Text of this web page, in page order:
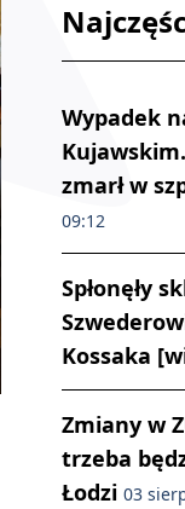
Wypadek
zmarł w
09:12
Spłonęły
Kossaka
Zmiany w
trzeba
Łodzi 03